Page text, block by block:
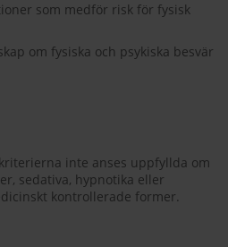
som medför risk för fysisk
om fysiska och psykiska besvär
inte anses uppfyllda om
sedativa, hypnotika eller
kontrollerade former.